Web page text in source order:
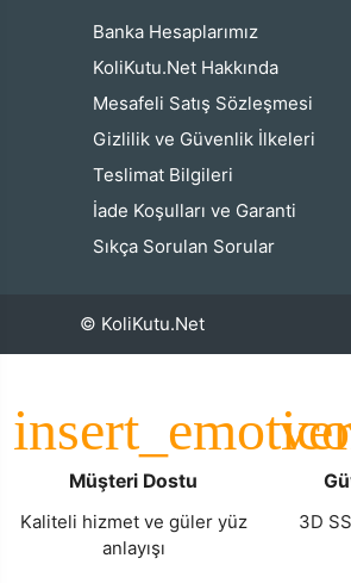
Banka Hesaplarımız
KoliKutu.Net Hakkında
Mesafeli Satış Sözleşmesi
Gizlilik ve Güvenlik İlkeleri
Teslimat Bilgileri
İade Koşulları ve Garanti
Sıkça Sorulan Sorular
© KoliKutu.Net
Müşteri Dostu
Kaliteli hizmet ve güler yüz
anlayışı
3D